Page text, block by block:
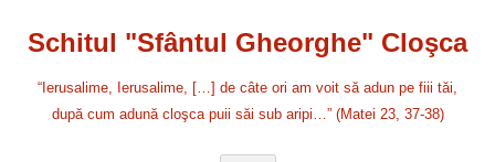
conținut
Schitul "Sfântul Gheorghe" Cloşca
“Ierusalime, Ierusalime, […] de câte ori am voit să adun pe fiii tăi,
după cum adună cloşca puii săi sub aripi…” (Matei 23, 37-38)